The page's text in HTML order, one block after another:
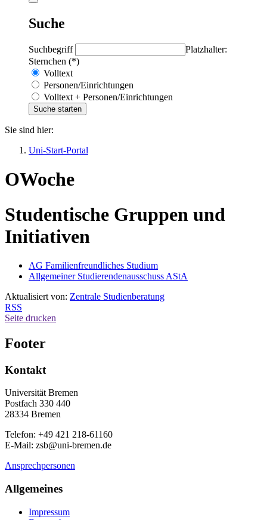
Suche
Suchbegriff
Platzhalter:
Sternchen (*)
Volltext
Personen/Einrichtungen
Volltext + Personen/Einrichtungen
Sie sind hier:
Uni-Start-Portal
OWoche
Studentische Gruppen und
Initiativen
AG Familienfreundliches Studium
Allgemeiner Studierendenausschuss AStA
Aktualisiert von: Zentrale Studienberatung
RSS
Seite drucken
Footer
Kontakt
Universität Bremen
Postfach 330 440
28334 Bremen
Telefon: +49 421 218-61160
E-Mail: zsb@uni-bremen.de
Ansprechpersonen
Allgemeines
Impressum